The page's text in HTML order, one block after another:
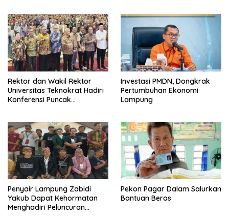
Rektor dan Wakil Rektor
Universitas Teknokrat Hadiri
Konferensi Puncak
Investasi PMDN, Dongkrak
Pertumbuhan Ekonomi
Lampung
Penyair Lampung Zabidi
Yakub Dapat Kehormatan
Menghadiri Peluncuran
Pekon Pagar Dalam Salurkan
Bantuan Beras